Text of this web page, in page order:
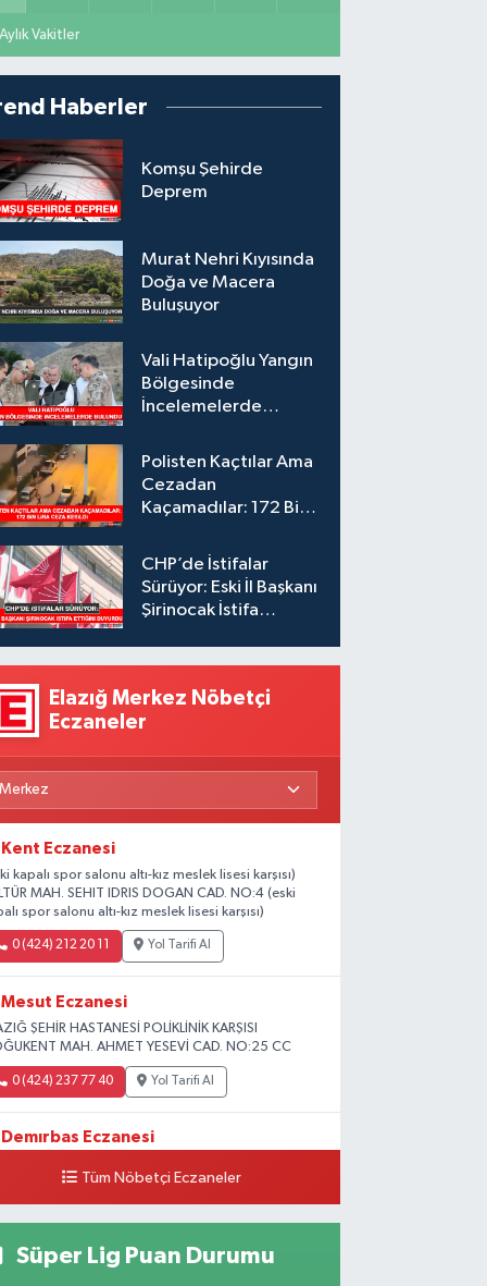
Aylık Vakitler
Haberler
Komşu Şehirde
Deprem
Murat Nehri Kıyısında
Doğa ve Macera
Buluşuyor
Vali Hatipoğlu Yangın
Bölgesinde
İncelemelerde
Polisten Kaçtılar Ama
Cezadan
Kaçamadılar: 172 Bin
CHP’de İstifalar
Sürüyor: Eski İl Başkanı
Şirinocak İstifa
Elazığ Merkez Nöbetçi
Eczaneler
Kent Eczanesi
kapalı spor salonu altı-kız meslek lisesi karşısı)
MAH. SEHIT IDRIS DOGAN CAD. NO:4 (eski
spor salonu altı-kız meslek lisesi karşısı)
0 (424) 212 20 11 Yol Tarifi Al
Mesut Eczanesi
ŞEHİR HASTANESİ POLİKLİNİK KARŞISI
MAH. AHMET YESEVİ CAD. NO:25 CC
0 (424) 237 77 40 Yol Tarifi Al
Demırbas Eczanesi
Özen Eczanesi
Tüm Nöbetçi Eczaneler
Süper Lig Puan Durumu